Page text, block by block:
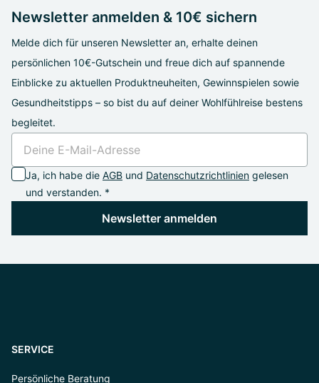
Newsletter anmelden & 10€ sichern
Melde dich für unseren Newsletter an, erhalte deinen
persönlichen 10€-Gutschein und freue dich auf spannende
Einblicke zu aktuellen Produktneuheiten, Gewinnspielen sowie
Gesundheitstipps – so bist du auf deiner Wohlfühlreise bestens
begleitet.
Ja, ich habe die AGB und Datenschutzrichtlinien gelesen
und verstanden. *
Newsletter anmelden
SERVICE
Persönliche Beratung